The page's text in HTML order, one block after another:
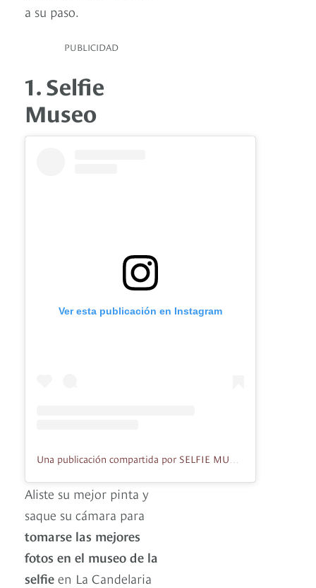
a su paso.
PUBLICIDAD
1. Selfie
Museo
Ver esta publicación en Instagram
Aliste su mejor pinta y
saque su cámara para
tomarse las mejores
fotos en el museo de la
selfie en La Candelaria